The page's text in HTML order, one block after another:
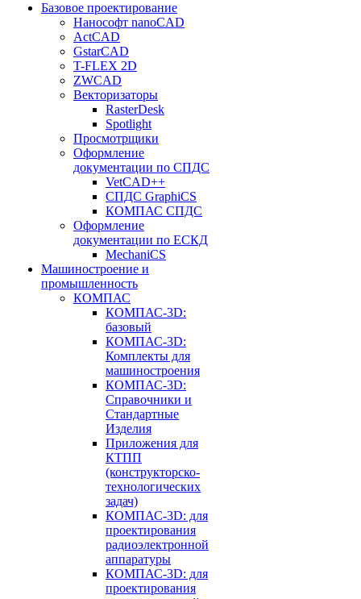
Базовое проектирование
Нанософт nanoCAD
ActCAD
GstarCAD
T-FLEX 2D
ZWCAD
Векторизаторы
RasterDesk
Spotlight
Просмотрщики
Оформление
документации по СПДС
VetCAD++
СПДС GraphiCS
КОМПАС СПДС
Оформление
документации по ЕСКД
MechaniCS
Машиностроение и
промышленность
КОМПАС
КОМПАС-3D:
базовый
КОМПАС-3D:
Комплекты для
машиностроения
КОМПАС-3D:
Справочники и
Стандартные
Изделия
Приложения для
КТПП
(конструкторско-
технологических
задач)
КОМПАС-3D: для
проектирования
радиоэлектронной
аппаратуры
КОМПАС-3D: для
проектирования